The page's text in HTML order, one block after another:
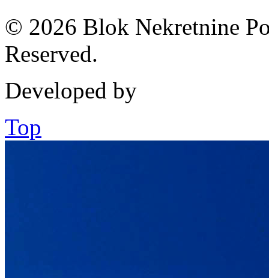
© 2026 Blok Nekretnine
Reserved.
Developed by
Top